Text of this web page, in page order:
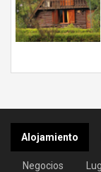
Alojamiento
Negocios